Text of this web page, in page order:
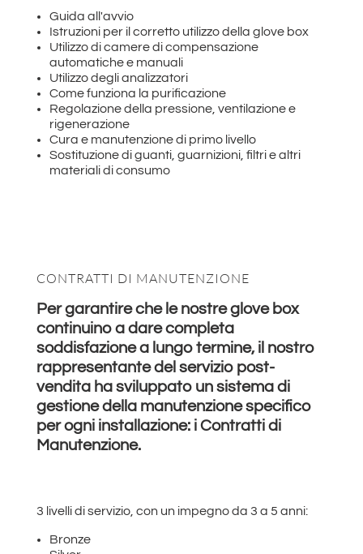
Guida all'avvio
Istruzioni per il corretto utilizzo della glove box
Utilizzo di camere di compensazione
automatiche e manuali
Utilizzo degli analizzatori
Come funziona la purificazione
Regolazione della pressione, ventilazione e
rigenerazione
Cura e manutenzione di primo livello
Sostituzione di guanti, guarnizioni, filtri e altri
materiali di consumo
CONTRATTI DI MANUTENZIONE
Per garantire che le nostre glove box
continuino a dare completa
soddisfazione a lungo termine, il nostro
rappresentante del servizio post-
vendita ha sviluppato un sistema di
gestione della manutenzione specifico
per ogni installazione: i Contratti di
Manutenzione.
3 livelli di servizio, con un impegno da 3 a 5 anni:
Bronze